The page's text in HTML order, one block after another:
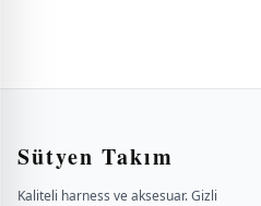
Sütyen Takım
Kaliteli harness ve aksesuar. Gizli